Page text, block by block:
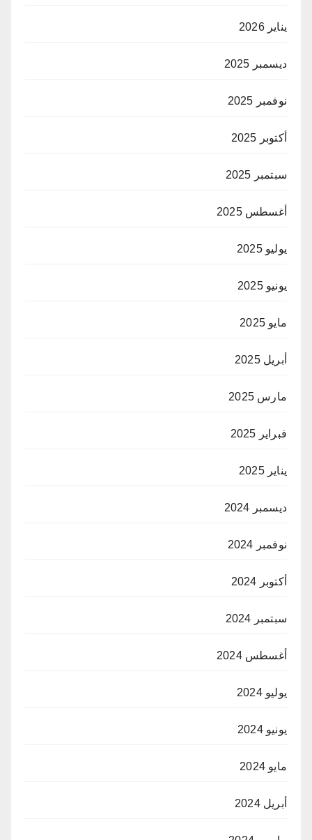
يناير 2026
ديسمبر 2025
نوفمبر 2025
أكتوبر 2025
سبتمبر 2025
أغسطس 2025
يوليو 2025
يونيو 2025
مايو 2025
أبريل 2025
مارس 2025
فبراير 2025
يناير 2025
ديسمبر 2024
نوفمبر 2024
أكتوبر 2024
سبتمبر 2024
أغسطس 2024
يوليو 2024
يونيو 2024
مايو 2024
أبريل 2024